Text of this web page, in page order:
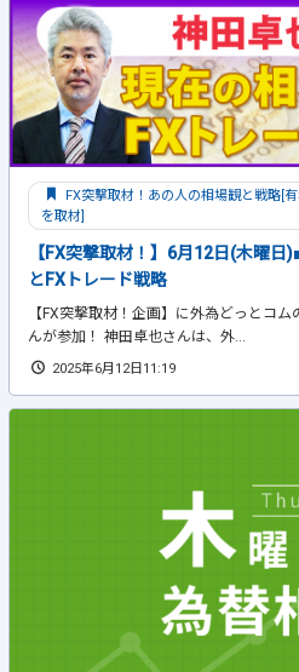
FX突撃取材！あの人の相場観と戦略[
を取材]
【FX突撃取材！】6月12日(木曜
とFXトレード戦略
【FX突撃取材！企画】に外為どっとコ
んが参加！ 神田卓也さんは、外...
2025年6月12日11:19